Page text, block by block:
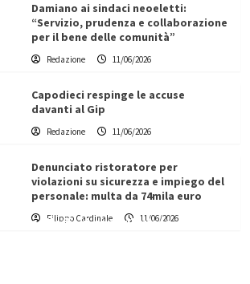
Damiano ai sindaci neoeletti:
“Servizio, prudenza e collaborazione
per il bene delle comunità”
Redazione 11/06/2026
Capodieci respinge le accuse
davanti al Gip
Redazione 11/06/2026
Denunciato ristoratore per
violazioni su sicurezza e impiego del
personale: multa da 74mila euro
Filippo Cardinale 11/06/2026
il giro d’affari contribuisce